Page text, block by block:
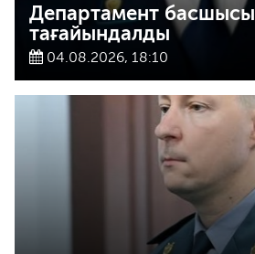
Департамент басшысы
тағайындалды
04.08.2026, 18:10